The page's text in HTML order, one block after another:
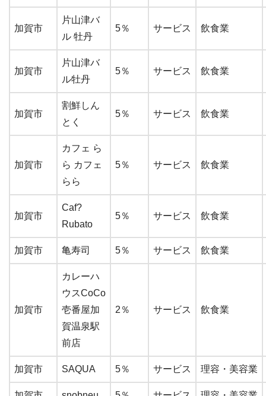
加賀市
片山津バ
ル 牡丹
5％ サービス 飲食業
加賀市
片山津バ
ル牡丹
5％ サービス 飲食業
加賀市
割鮮しん
とく
5％ サービス 飲食業
加賀市
カフェ ら
ら カフェ
らら
5％ サービス 飲食業
加賀市
Caf?
Rubato
5％ サービス 飲食業
加賀市 亀寿司 5％ サービス 飲食業
加賀市
カレーハ
ウスCoCo
壱番屋加
賀温泉駅
前店
2％ サービス 飲食業
加賀市 SAQUA 5％ サービス 理容・美容業